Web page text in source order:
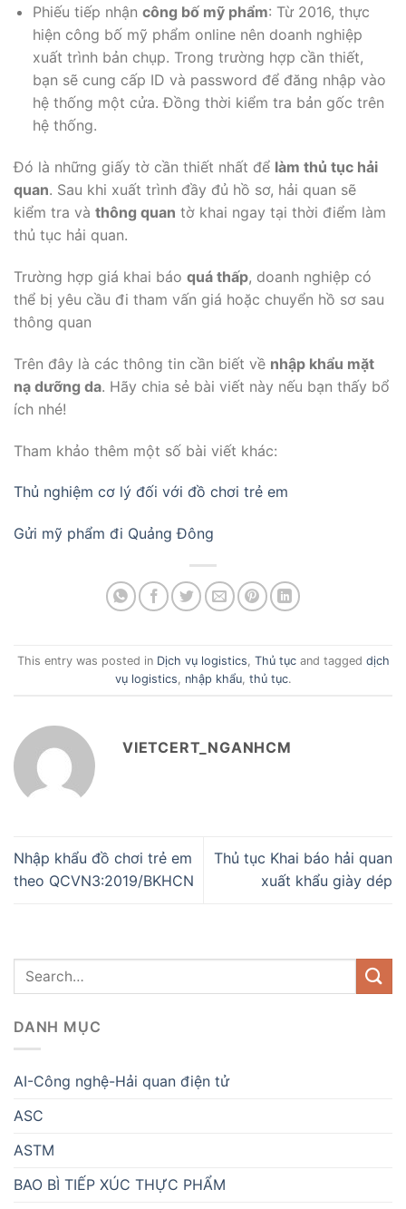
Phiếu tiếp nhận công bố mỹ phẩm: Từ 2016, thực
hiện công bố mỹ phẩm online nên doanh nghiệp
xuất trình bản chụp. Trong trường hợp cần thiết,
bạn sẽ cung cấp ID và password để đăng nhập vào
hệ thống một cửa. Đồng thời kiểm tra bản gốc trên
hệ thống.
Đó là những giấy tờ cần thiết nhất để làm thủ tục hải
quan. Sau khi xuất trình đầy đủ hồ sơ, hải quan sẽ
kiểm tra và thông quan tờ khai ngay tại thời điểm làm
thủ tục hải quan.
Trường hợp giá khai báo quá thấp, doanh nghiệp có
thể bị yêu cầu đi tham vấn giá hoặc chuyển hồ sơ sau
thông quan
Trên đây là các thông tin cần biết về nhập khẩu mặt
nạ dưỡng da. Hãy chia sẻ bài viết này nếu bạn thấy bổ
ích nhé!
Tham khảo thêm một số bài viết khác:
Thủ nghiệm cơ lý đối với đồ chơi trẻ em
Gửi mỹ phẩm đi Quảng Đông
This entry was posted in Dịch vụ logistics Thủ tụcand tagged dịch
vụ logistics
nhập khẩu, thủ tục.
VIETCERT_NGANHCM
Nhập khẩu đồ chơi trẻ em
theo QCVN3:2019/BKHCN
Thủ tục Khai báo hải quan
xuất khẩu giày dép
DANH MỤC
AI-Công nghệ-Hải quan điện tử
ASC
ASTM
BAO BÌ TIẾP XÚC THỰC PHẨM